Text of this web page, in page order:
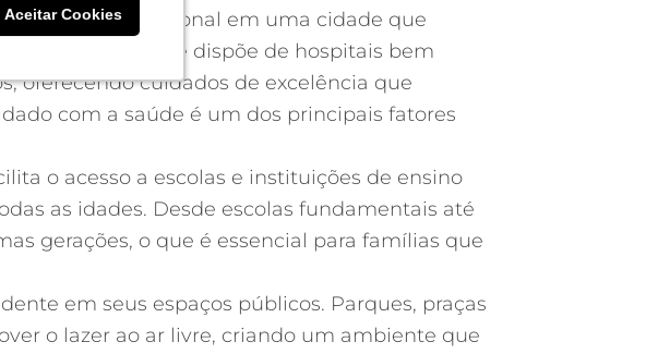
Aceitar Cookies
Aceitar Cookies
de vida excepcional em uma cidade que
A cidade dispõe de hospitais bem
oferecendo cuidados de excelência que
com a saúde é um dos principais fatores
o acesso a escolas e instituições de ensino
as idades. Desde escolas fundamentais até
gerações, o que é essencial para famílias que
em seus espaços públicos. Parques, praças
o lazer ao ar livre, criando um ambiente que